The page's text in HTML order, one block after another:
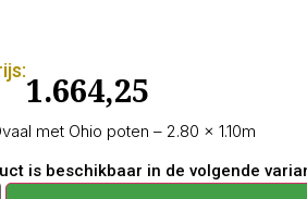
1.664,25
met Ohio poten – 2.80 × 1.10m
is beschikbaar in de volgende